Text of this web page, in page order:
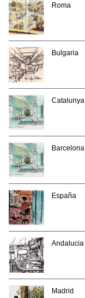
Roma
Bulgaria
Catalunya
Barcelona
España
Andalucia
Madrid